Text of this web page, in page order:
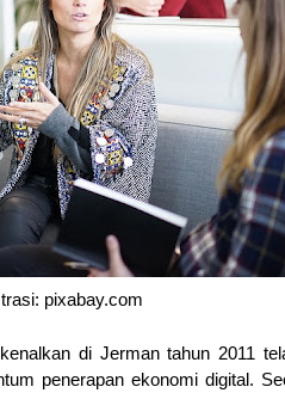
pixabay.com
di Jerman tahun 2011
penerapan ekonomi digital.